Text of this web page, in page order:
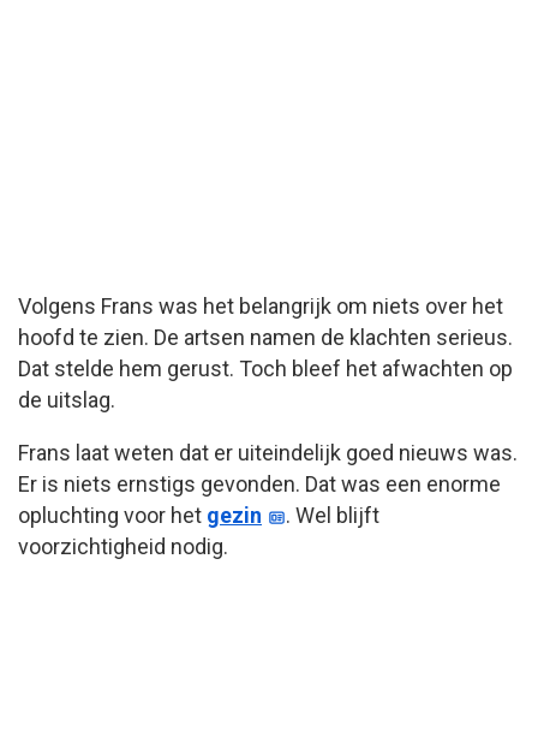
Volgens Frans was het belangrijk om niets over het
hoofd te zien. De artsen namen de klachten serieus.
Dat stelde hem gerust. Toch bleef het afwachten op
de uitslag.
Frans laat weten dat er uiteindelijk goed nieuws was.
Er is niets ernstigs gevonden. Dat was een enorme
opluchting voor het gezin
. Wel blijft
voorzichtigheid nodig.